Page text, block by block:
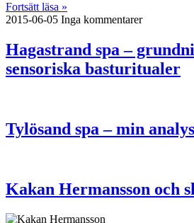
Fortsätt läsa »
2015-06-05 Inga kommentarer
Hagastrand spa –
sensoriska basturitualer
Tylösand spa – min
Kakan Hermansson och